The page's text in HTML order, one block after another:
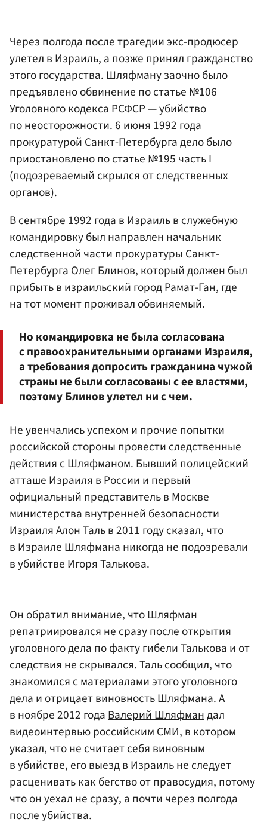
Через полгода после трагедии экс-продюсер
улетел в Израиль, а позже принял гражданство
этого государства. Шляфману заочно было
предъявлено обвинение по статье №106
Уголовного кодекса РСФСР — убийство
по неосторожности. 6 июня 1992 года
прокуратурой Санкт-Петербурга дело было
приостановлено по статье №195 часть I
(подозреваемый скрылся от следственных
органов).
В сентябре 1992 года в Израиль в служебную
командировку был направлен начальник
следственной части прокуратуры Санкт-
Петербурга ОлегБлинов, который должен был
прибыть в израильский город Рамат-Ган, где
на тот момент проживал обвиняемый.
Но командировка не была согласована
с правоохранительными органами Израиля,
а требования допросить гражданина чужой
страны не были согласованы с ее властями,
поэтому Блинов улетел ни с чем.
Не увенчались успехом и прочие попытки
российской стороны провести следственные
действия с Шляфманом. Бывший полицейский
атташе Израиля в России и первый
официальный представитель в Москве
министерства внутренней безопасности
Израиля Алон Таль в 2011 году сказал, что
в Израиле Шляфмана никогда не подозревали
в убийстве Игоря Талькова.
Он обратил внимание, что Шляфман
репатриировался не сразу после открытия
уголовного дела по факту гибели Талькова и от
следствия не скрывался. Таль сообщил, что
знакомился с материалами этого уголовного
дела и отрицает виновность Шляфмана. А
в ноябре 2012 годаВалерий Шляфмандал
видеоинтервью российским СМИ, в котором
указал, что не считает себя виновным
в убийстве, его выезд в Израиль не следует
расценивать как бегство от правосудия, потому
что он уехал не сразу, а почти через полгода
после убийства.